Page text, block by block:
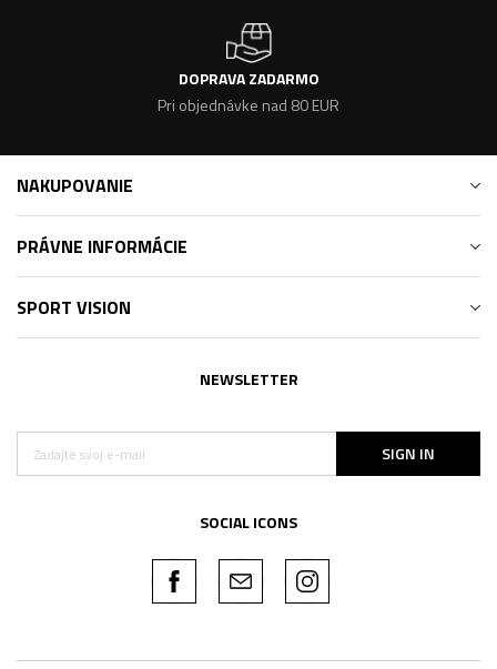
DOPRAVA ZADARMO
Pri objednávke nad 80 EUR
NAKUPOVANIE
PRÁVNE INFORMÁCIE
SPORT VISION
NEWSLETTER
SIGN IN
SOCIAL ICONS